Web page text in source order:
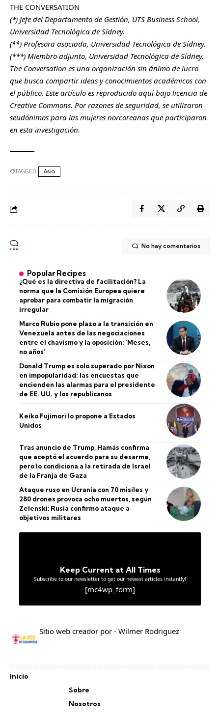
THE CONVERSATION
(*) Jefe del Departamento de Gestión, UTS Business School,
Universidad Tecnológica de Sídney.
(**) Profesora asociada, Universidad Tecnológica de Sídney.
(***) Miembro adjunto, Universidad Tecnológica de Sídney.
The Conversation es una organización sin ánimo de lucro
que busca compartir ideas y conocimientos académicos con
el público. Este artículo es reproducido aquí bajo licencia de
Creative Commons. Por razones de seguridad, se utilizaron
seudónimos para las mujeres norcoreanas que participaron
en esta investigación.
TAGGED: Asia
No hay comentarios
Popular Recipes
¿Qué es la directiva de facilitación? La
norma que la Comisión Europea quiere
aprobar para combatir la migración
irregular
Marco Rubio pone plazo a la transición en
Venezuela antes de las negociaciones
entre el chavismo y la oposición: ‘Meses,
no años’
Donald Trump es solo superado por Nixon
en impopularidad: las encuestas que
encienden las alarmas para el presidente
de EE. UU. y los republicanos
Keiko Fujimori lo propone a Estados
Unidos
Tras anuncio de Trump, Hamás confirma
que aceptó el acuerdo para su desarme,
pero lo condiciona a la retirada de Israel
de la Franja de Gaza
Ataque ruso en Ucrania con 70 misiles y
280 drones provoca ocho muertos, según
Zelenski; Rusia confirmó ataque a
objetivos militares
Keep Current at All Times
Subscribe to our newsletter to get our newest articles instantly!
[mc4wp_form]
Sitio web creador por - Wilmer Rodriguez
Inicio
Sobre
Nosotros